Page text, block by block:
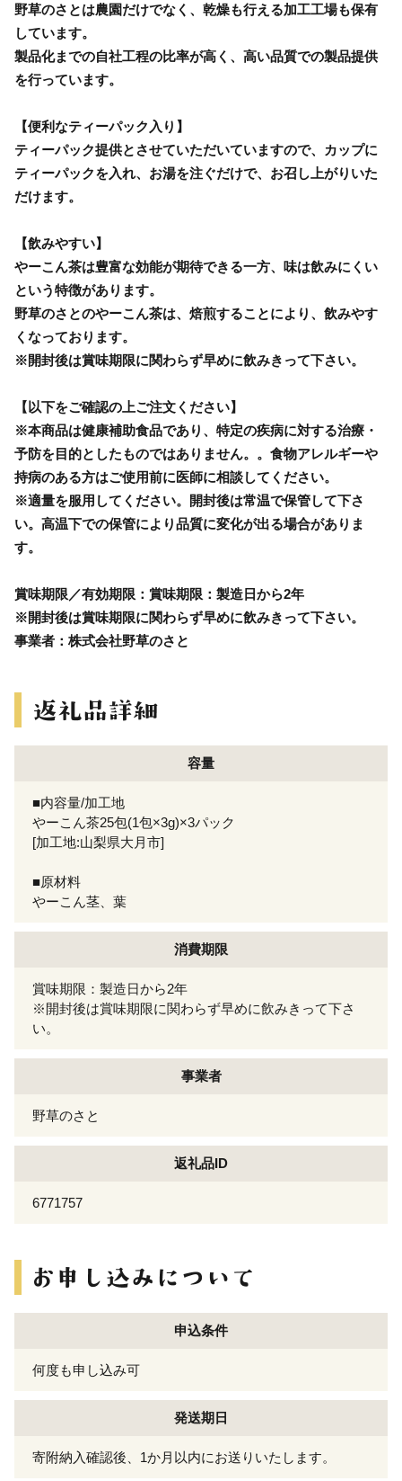
野草のさとは農園だけでなく、乾燥も行える加工工場も保有
しています。
製品化までの自社工程の比率が高く、高い品質での製品提供
を行っています。
【便利なティーパック入り】
ティーパック提供とさせていただいていますので、カップに
ティーパックを入れ、お湯を注ぐだけで、お召し上がりいた
だけます。
【飲みやすい】
やーこん茶は豊富な効能が期待できる一方、味は飲みにくい
という特徴があります。
野草のさとのやーこん茶は、焙煎することにより、飲みやす
くなっております。
※開封後は賞味期限に関わらず早めに飲みきって下さい。
【以下をご確認の上ご注文ください】
※本商品は健康補助食品であり、特定の疾病に対する治療・
予防を目的としたものではありません。。食物アレルギーや
持病のある方はご使用前に医師に相談してください。
※適量を服用してください。開封後は常温で保管して下さ
い。高温下での保管により品質に変化が出る場合がありま
す。
賞味期限／有効期限：賞味期限：製造日から2年
※開封後は賞味期限に関わらず早めに飲みきって下さい。
事業者：株式会社野草のさと
容量
■内容量/加工地
やーこん茶25包(1包×3g)×3パック
[加工地:山梨県大月市]
■原材料
やーこん茎、葉
消費期限
賞味期限：製造日から2年
※開封後は賞味期限に関わらず早めに飲みきって下さ
い。
事業者
野草のさと
返礼品ID
6771757
申込条件
何度も申し込み可
発送期日
寄附納入確認後、1か月以内にお送りいたします。